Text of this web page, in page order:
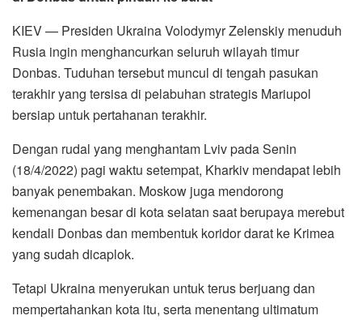
KIEV — Presiden Ukraina Volodymyr Zelenskiy menuduh
Rusia ingin menghancurkan seluruh wilayah timur
Donbas. Tuduhan tersebut muncul di tengah pasukan
terakhir yang tersisa di pelabuhan strategis Mariupol
bersiap untuk pertahanan terakhir.
Dengan rudal yang menghantam Lviv pada Senin
(18/4/2022) pagi waktu setempat, Kharkiv mendapat lebih
banyak penembakan. Moskow juga mendorong
kemenangan besar di kota selatan saat berupaya merebut
kendali Donbas dan membentuk koridor darat ke Krimea
yang sudah dicaplok.
Tetapi Ukraina menyerukan untuk terus berjuang dan
mempertahankan kota itu, serta menentang ultimatum